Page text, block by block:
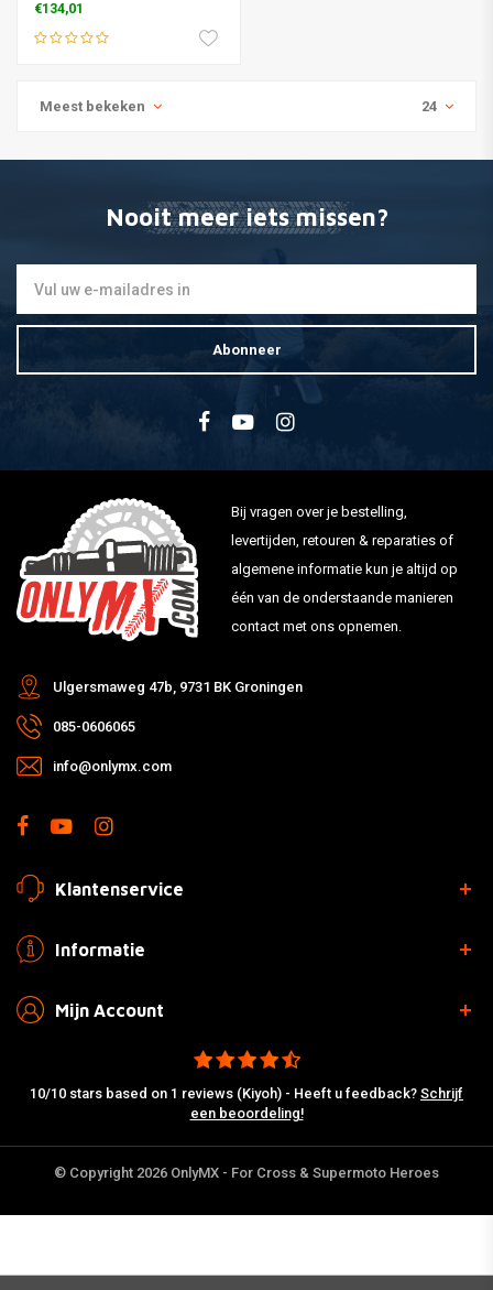
€134,01
Meest bekeken 24
Nooit meer iets missen?
Abonneer
Bij vragen over je bestelling,
levertijden, retouren & reparaties of
algemene informatie kun je altijd op
één van de onderstaande manieren
contact met ons opnemen.
Ulgersmaweg 47b, 9731 BK Groningen
085-0606065
info@onlymx.com
Klantenservice
Informatie
Mijn Account
10/10 stars based on 1 reviews (Kiyoh) - Heeft u feedback? Schrijf
een beoordeling!
© Copyright 2026 OnlyMX - For Cross & Supermoto Heroes